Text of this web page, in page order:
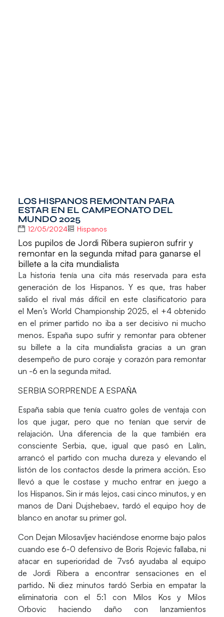
LOS HISPANOS REMONTAN PARA
ESTAR EN EL CAMPEONATO DEL
MUNDO 2025
12/05/2024 Hispanos
Los pupilos de Jordi Ribera supieron sufrir y
remontar en la segunda mitad para ganarse el
billete a la cita mundialista
La historia tenía una cita más reservada para esta
generación de los Hispanos. Y es que, tras haber
salido el rival más difícil en este clasificatorio para
el Men’s World Championship 2025, el +4 obtenido
en el primer partido no iba a ser decisivo ni mucho
menos. España supo sufrir y remontar para obtener
su billete a la cita mundialista gracias a un gran
desempeño de puro coraje y corazón para remontar
un -6 en la segunda mitad.
SERBIA SORPRENDE A ESPAÑA
España sabía que tenía cuatro goles de ventaja con
los que jugar, pero que no tenían que servir de
relajación. Una diferencia de la que también era
conscienteSerbia, que, igual que pasó en Lalín,
arrancó el partido con mucha dureza y elevando el
listón de los contactos desde la primera acción. Eso
llevó a que le costase y mucho entrar en juego a
los Hispanos. Sin ir más lejos, casi cinco minutos, y en
manos de Dani Dujshebaev, tardó el equipo hoy de
blanco en anotar su primer gol.
Con Dejan Milosavljevhaciéndose enorme bajo palos
cuando ese 6-0 defensivo de Boris Rojevic fallaba, ni
atacar en superioridad de 7vs6 ayudaba al equipo
de Jordi Ribera a encontrar sensaciones en el
partido. Ni diez minutos tardó Serbia en empatar la
eliminatoria con el 5:1 con Milos Kos y Milos
Orbovic haciendo daño con lanzamientos